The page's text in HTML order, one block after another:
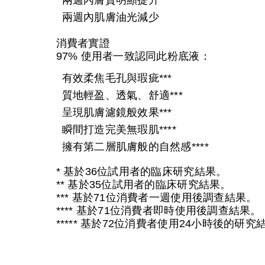
兩週內肌膚油光減少
消費者實證
97% 使用者一致認同此粉底液：
有效柔焦毛孔與瑕疵***
質地輕盈、透氣、舒適***
呈現肌膚濾鏡般效果***
瞬間打造完美無瑕肌****
擁有第二層肌膚般的自然感****
* 基於36位試用者的臨床研究結果。
** 基於35位試用者的臨床研究結果。
*** 基於71位消費者一週使用後調查結果。
**** 基於71位消費者即時使用後調查結果。
***** 基於72位消費者使用24小時後的研究